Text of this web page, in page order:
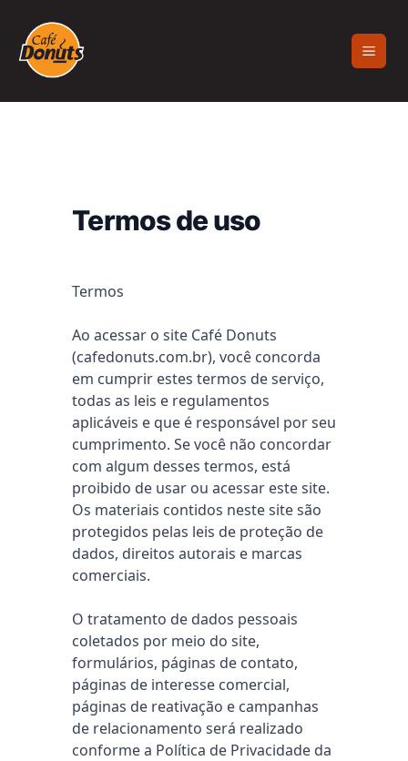
Termos de uso
Termos
Ao acessar o site Café Donuts
(cafedonuts.com.br), você concorda
em cumprir estes termos de serviço,
todas as leis e regulamentos
aplicáveis ​​e que é responsável por seu
cumprimento. Se você não concordar
com algum desses termos, está
proibido de usar ou acessar este site.
Os materiais contidos neste site são
protegidos pelas leis de proteção de
dados, direitos autorais e marcas
comerciais.
O tratamento de dados pessoais
coletados por meio do site,
formulários, páginas de contato,
páginas de interesse comercial,
páginas de reativação e campanhas
de relacionamento será realizado
conforme a Política de Privacidade da